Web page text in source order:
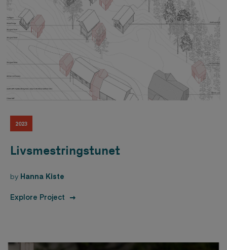
2023
Livsmestringstunet
by Hanna Kiste
Explore Project